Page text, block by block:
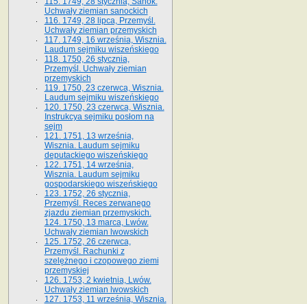
Uchwały ziemian sanockich
116. 1749, 28 lipca, Przemyśl.
Uchwały ziemian przemyskich
117. 1749, 16 września, Wisznia.
Laudum sejmiku wiszeńskiego
118. 1750, 26 stycznia,
Przemyśl. Uchwały ziemian
przemyskich
119. 1750, 23 czerwca, Wisznia.
Laudum sejmiku wiszeńskiego
120. 1750, 23 czerwca, Wisznia.
Instrukcya sejmiku posłom na
sejm
121. 1751, 13 września,
Wisznia. Laudum sejmiku
deputackiego wiszeńskiego
122. 1751, 14 września,
Wisznia. Laudum sejmiku
gospodarskiego wiszeńskiego
123. 1752, 26 stycznia,
Przemyśl. Reces zerwanego
zjazdu ziemian przemyskich.
124. 1750, 13 marca, Lwów.
Uchwały ziemian lwowskich
125. 1752, 26 czerwca,
Przemyśl. Rachunki z
szelężnego i czopowego ziemi
przemyskiej
126. 1753, 2 kwietnia, Lwów.
Uchwały ziemian lwowskich
127. 1753, 11 września, Wisznia.